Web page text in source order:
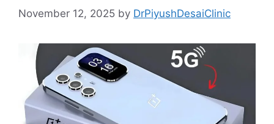
November 12, 2025 by DrPiyushDesaiClinic